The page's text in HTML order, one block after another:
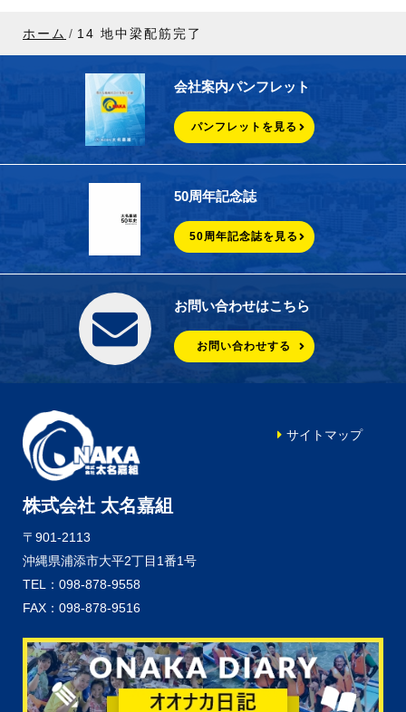
ホーム 14 地中梁配筋完了
会社案内パンフレット
パンフレットを見る
50周年記念誌
50周年記念誌を見る
お問い合わせはこちら
お問い合わせする
株式会社 太名嘉組
〒901-2113
沖縄県浦添市大平2丁目1番1号
TEL：098-878-9558
FAX：098-878-9516
サイトマップ